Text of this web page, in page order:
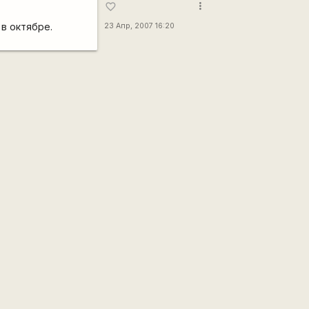
октябре.
favorite_border
23 Апр, 2007 16:20
more_vert